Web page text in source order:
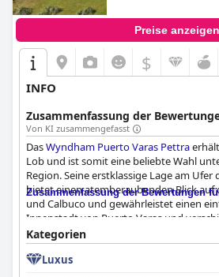
Preise anzeigen
$
INFO
Zusammenfassung der
Von KI zusammengefasst
DasWyndham Puerto Varas Pettra
Lob und ist somit eine beliebte Wahl
Region. Seine erstklassige Lage am Ufer
bietet einen atemberaubenden Blick auf
und Calbuco und gewährleistet einen
Innenstadt von Puerto Varas und
Attraktionen. Diese günstige, malerische
für ihre Sicherheit und Zugänglichkeit
Zusammenfassung der Bewertungen
Kategorien
Luxus